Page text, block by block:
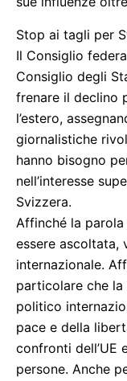
Stop ai tagli per
Il Consiglio
Consiglio degli
frenare il declino
l’estero,
giornalistiche
hanno bisogno
nell’interesse
Svizzera.
Affinché la
essere ascoltata,
internazionale.
particolare che
politico
pace e della
confronti dell’UE
persone. Anche